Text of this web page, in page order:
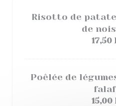
Risotto de
de
17,50
Poêlée de
15,00